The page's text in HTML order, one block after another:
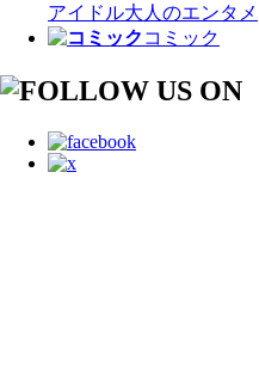
アイドル大人のエンタメ
コミック